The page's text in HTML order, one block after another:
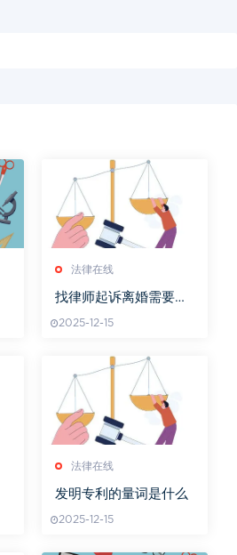
法律在线
找律师起诉离婚需要什
2025-12-15
法律在线
发明专利的量词是什么
2025-12-15